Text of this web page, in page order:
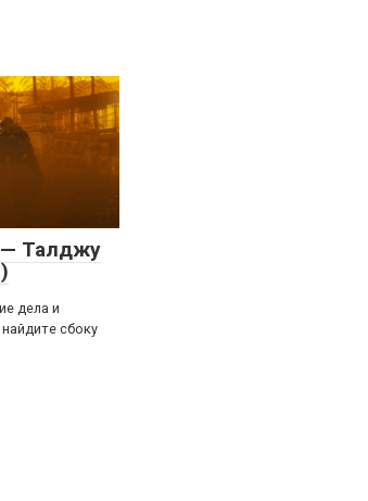
— Талджу
дела и
сбоку